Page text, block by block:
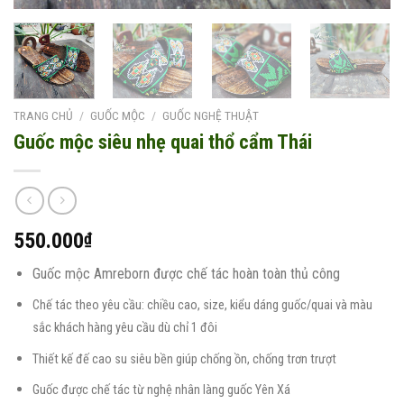
TRANG CHỦ / GUỐC MỘC / GUỐC NGHỆ THUẬT
Guốc mộc siêu nhẹ quai thổ cẩm Thái
550.000₫
Guốc mộc Amreborn được chế tác hoàn toàn thủ công
Chế tác theo yêu cầu: chiều cao, size, kiểu dáng guốc/quai và màu
sắc khách hàng yêu cầu dù chỉ 1 đôi
Thiết kế đế cao su siêu bền giúp chống ồn, chống trơn trượt
Guốc được chế tác từ nghệ nhân làng guốc Yên Xá